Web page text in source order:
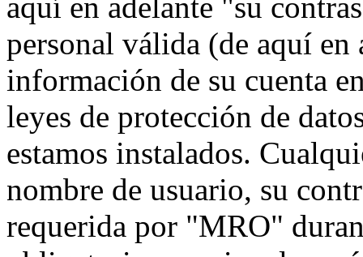
personal válida (de aquí
información de su cuenta
leyes de protección de
estamos instalados.
nombre de usuario, su
requerida por "MRO"